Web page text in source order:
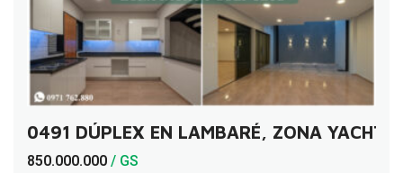
0491 DÚPLEX EN LAMBARÉ, ZONA YACHT
850.000.000 / GS